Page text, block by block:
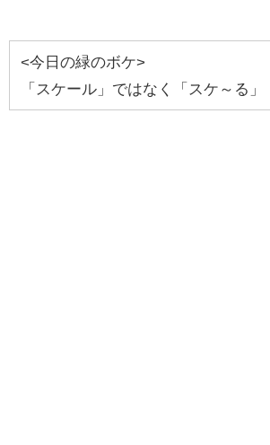
<今日の緑のボケ>
「スケール」ではなく「スケ～る」